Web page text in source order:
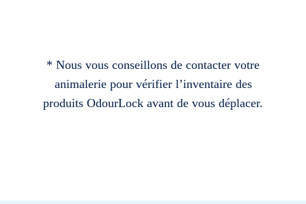
* Nous vous conseillons de contacter votre
animalerie pour vérifier l’inventaire des
produits OdourLock avant de vous déplacer.